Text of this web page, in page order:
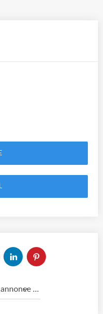
Marquer cette annonce comme...